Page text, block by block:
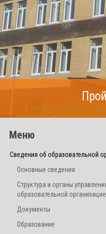
Меню
Сведения об образовательной
Основные сведения
Структура и органы
образовательной
Документы
Образование